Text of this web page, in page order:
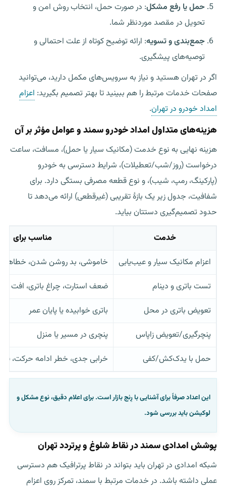
حمل یا رفع مشکل: در صورت حمل، انتخاب روش امن و
تحویل در مقصد موردنظر شما.
جمع‌بندی و تسویه: ارائه توضیح کوتاه از علت احتمالی و
توصیه‌های پیشگیری.
اگر در تهران هستید و نیاز به سرویس‌های مکمل دارید، می‌توانید
صفحات خدمات مرتبط را هم ببینید تا بهتر تصمیم بگیرید: اعزام
امداد خودرو در تهران.
هزینه‌های متداول امداد خودرو سمند و عوامل مؤثر بر آن
هزینه نهایی به نوع خدمت (مکانیک سیار یا حمل)، مسافت، ساعت
درخواست (روز/شب/تعطیلات)، شرایط دسترسی به خودرو
(پارکینگ، رمپ، شیب)، و نوع قطعه مصرفی بستگی دارد. برای
شفافیت، جدول زیر یک بازهٔ تقریبی (غیرقطعی) ارائه می‌دهد تا
حدود تصمیم‌گیری دستتان بیاید.
خدمت
مناسب برای
اعزام مکانیک سیار و عیب‌یابی
خاموشی، بد روشن شدن،
تست باتری و دینام
ضعف استارت، چراغ باتری، افت
تعویض باتری در محل
باتری خوابیده یا پایان عمر
پنچرگیری/تعویض زاپاس
پنچری در مسیر یا منزل
حمل با یدک‌کش/کفی
خرابی جدی، خطر ادامه حرکت،
این اعداد صرفاً برای آشنایی با رِنج بازار است. برای اعلام دقیق، نوع مشکل و
لوکیشن باید بررسی شود.
پوشش امدادی سمند در نقاط شلوغ و پرتردد تهران
شبکه امدادی در تهران باید بتواند در نقاط پرترافیک هم دسترسی
عملی داشته باشد. در خدمات مرتبط با سمند، تمرکز روی اعزام